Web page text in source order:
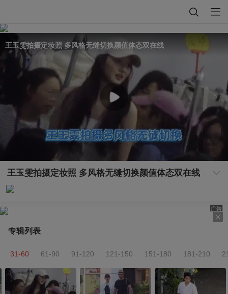
王玉雯拍摄定妆照 多风格无缝切换颜值体态双在线
王玉雯拍摄定妆照 多风格无缝切换颜值体态双在线
广告
专辑列表
31-60 61-90 91-120 121-150 151-180 181-210